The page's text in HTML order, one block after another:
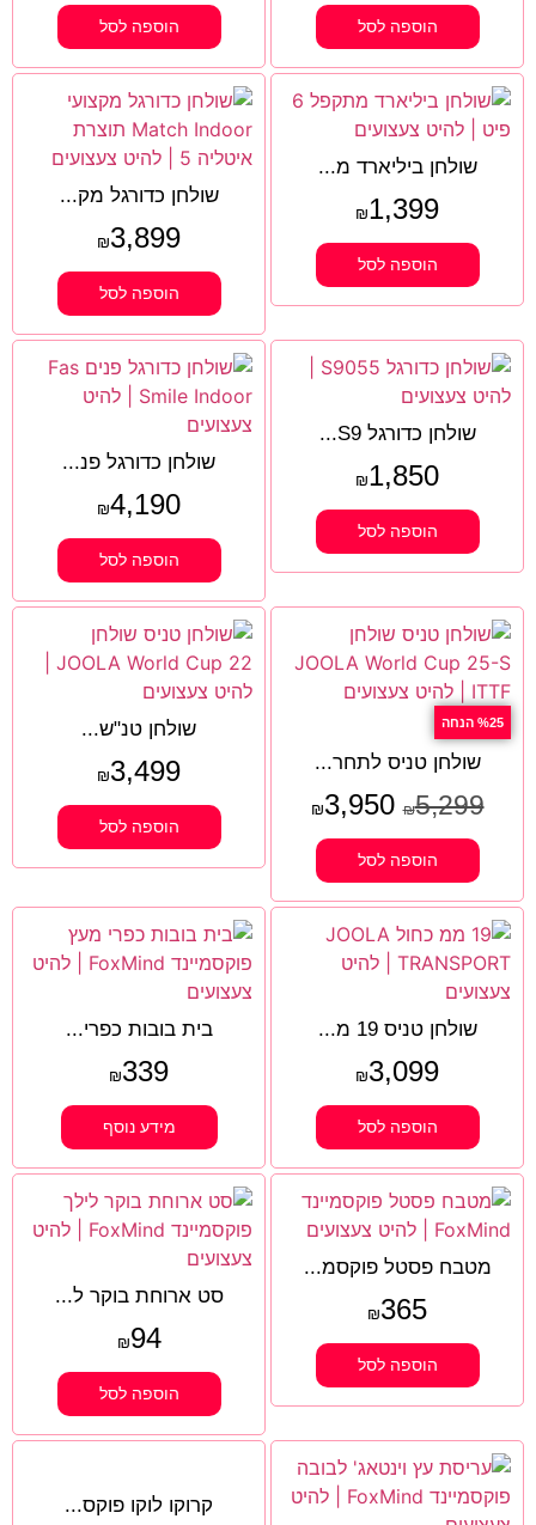
הוספה לסל הוספה לסל
שולחן ביליארד מ...
₪1,399
הוספה לסל
שולחן כדורגל מק...
₪3,899
הוספה לסל
שולחן כדורגל S9...
₪1,850
הוספה לסל
שולחן כדורגל פנ...
₪4,190
הוספה לסל
%25 הנחה
שולחן טניס לתחר...
₪5,299
₪3,950
הוספה לסל
שולחן טנ"ש...
₪3,499
הוספה לסל
שולחן טניס 19 מ...
₪3,099
הוספה לסל
בית בובות כפרי...
₪339
מידע נוסף
מטבח פסטל פוקסמ...
₪365
הוספה לסל
סט ארוחת בוקר ל...
₪94
הוספה לסל
קרוקו לוקו פוקס...